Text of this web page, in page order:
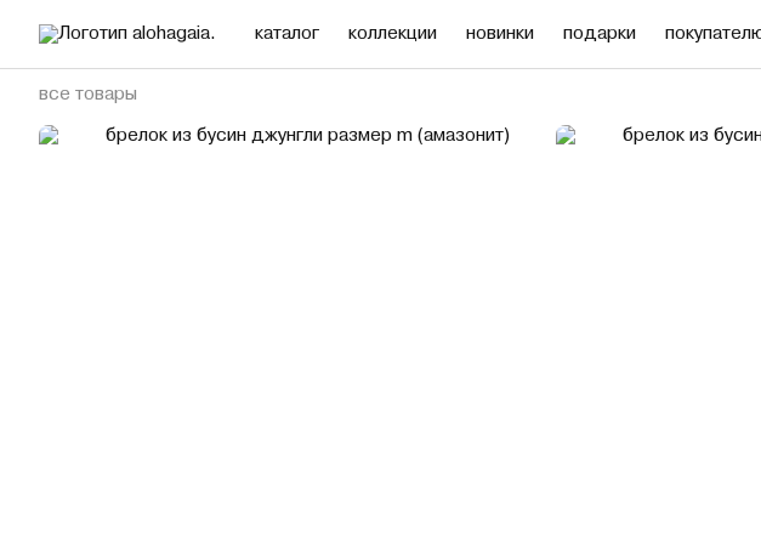
каталог коллекции новинки подарки
все товары